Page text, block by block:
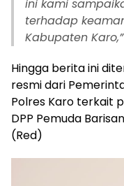
ini kami
terhadap
Kabupaten
Hingga berita ini
resmi dari
Polres Karo terkait
DPP Pemuda
(Red)